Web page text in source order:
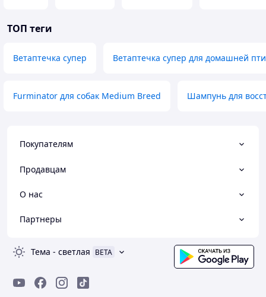
ТОП теги
Ветаптечка супер Ветаптечка супер для домашней
Furminator для собак Medium Breed Шампунь для
Покупателям
Продавцам
О нас
Партнеры
Тема - светлая BETA